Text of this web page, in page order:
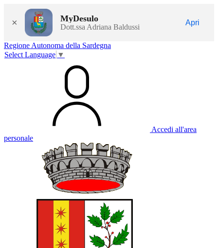
× MyDesulo
Dott.ssa Adriana Baldussi
Apri
Regione Autonoma della Sardegna
Select Language ▼
Accedi all'area
personale